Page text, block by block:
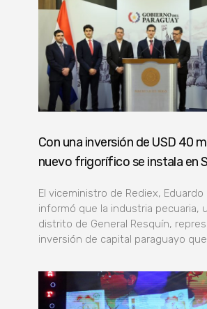
Con una inversión de USD 40
nuevo frigorífico se instala en
El viceministro de Rediex, Eduardo
informó que la industria pecuaria,
distrito de General Resquín,
inversión de capital paraguayo que